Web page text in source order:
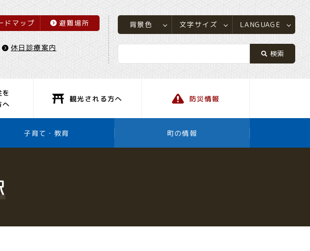
ドマップ 避難場所
休日診療案内
背景色 文字サイズ LANGUAGE
子育て・教育 町の情報
観光される方へ 防災情報